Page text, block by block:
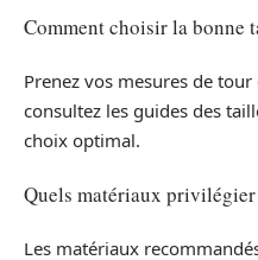
Comment choisir la bonne
Prenez vos mesures de
consultez les guides des
choix optimal.
Quels matériaux
Les matériaux